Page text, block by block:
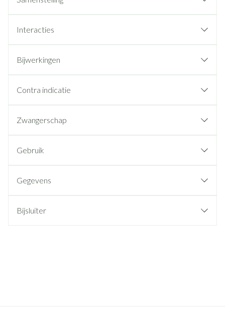
Interacties
Bijwerkingen
Contra indicatie
Zwangerschap
Gebruik
Gegevens
Bijsluiter